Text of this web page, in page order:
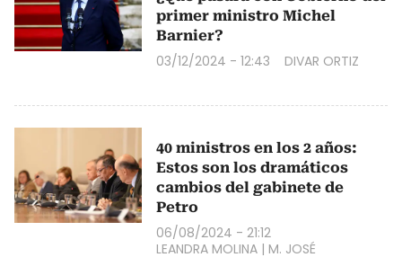
primer ministro Michel
Barnier?
03/12/2024 - 12:43 DIVAR ORTIZ
40 ministros en los 2 años:
Estos son los dramáticos
cambios del gabinete de
Petro
06/08/2024 - 21:12
LEANDRA MOLINA | M. JOSÉ